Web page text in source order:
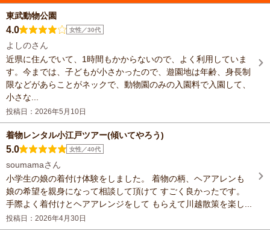
東武動物公園
4.0 女性／30代
よしのさん
近県に住んでいて、1時間もかからないので、よく利用していま
す。今までは、子どもが小さかったので、遊園地は年齢、身長制
限などがあらことがネックで、動物園のみの入園料で入園して、
小さな...
投稿日：2026年5月10日
着物レンタル小江戸ツアー(傾いてやろう)
5.0 女性／40代
soumamaさん
小学生の娘の着付け体験をしました。 着物の柄、ヘアアレンも
娘の希望を親身になって相談して頂けて すごく良かったです。
手際よく着付けとヘアアレンジをして もらえて川越散策を楽し...
投稿日：2026年4月30日